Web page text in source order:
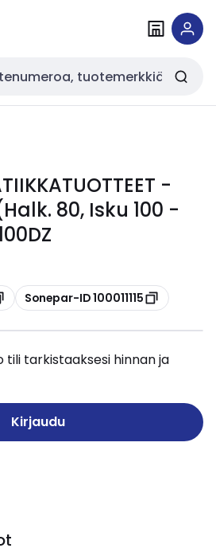
-
80, Isku 100 -
Kopioi
Sonepar-ID 100011115
tili tarkistaaksesi hinnan ja
Kirjaudu